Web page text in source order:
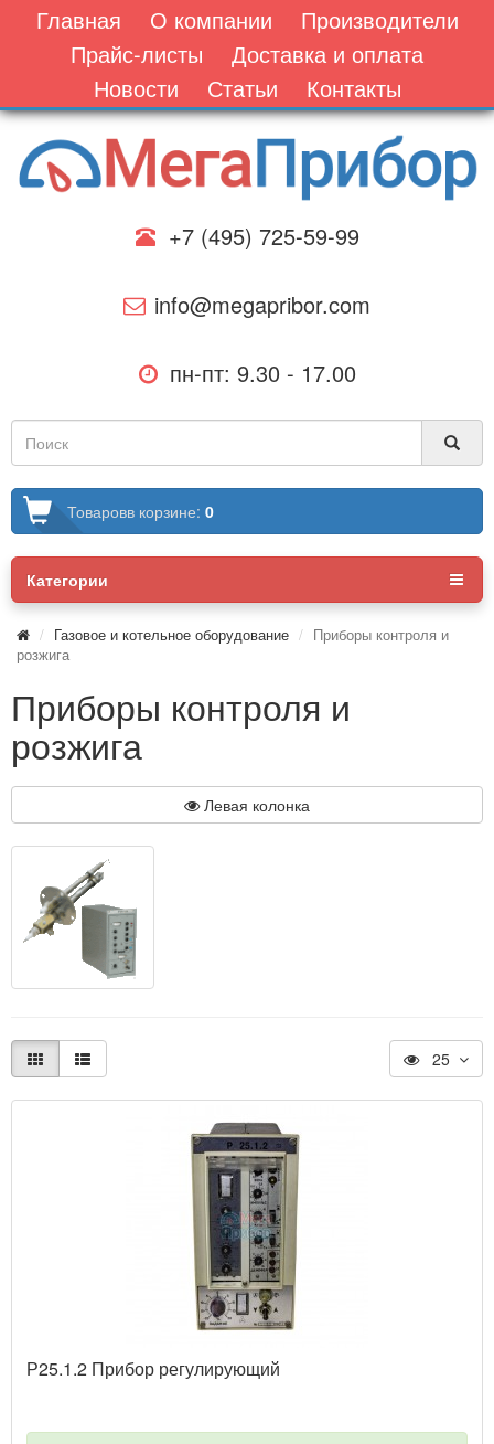
Главная О компании
Производители
Прайс-листы
Доставка и оплата
Новости
Статьи Контакты
+7 (495) 725-59-99
info@megapribor.com
пн-пт: 9.30 - 17.00
Товаровв корзине: 0
Категории
Газовое и котельное оборудование
Приборы контроля и
розжига
Приборы контроля и
розжига
Левая колонка
25
Р25.1.2 Прибор регулирующий